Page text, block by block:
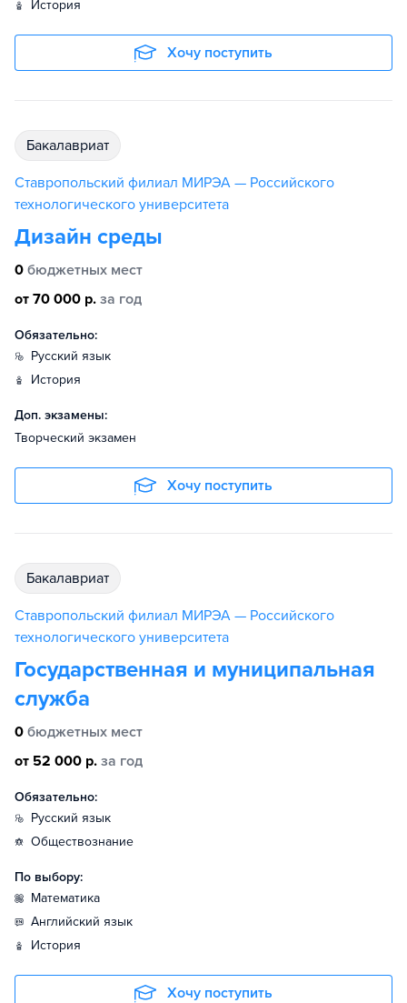
история
Хочу поступить
бакалавриат
Ставропольский филиал МИРЭА — Российского
технологического университета
Дизайн среды
0 бюджетных мест
от 70 000 р. за год
Обязательно:
русский язык
история
Доп. экзамены:
Творческий экзамен
Хочу поступить
бакалавриат
Ставропольский филиал МИРЭА — Российского
технологического университета
Государственная и муниципальная
служба
0 бюджетных мест
от 52 000 р. за год
Обязательно:
русский язык
обществознание
По выбору:
математика
английский язык
история
Хочу поступить